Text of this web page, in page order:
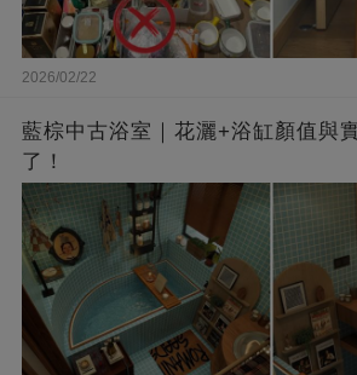
2026/02/22
藍棕中古浴室｜花灑+浴缸顏值與
了！